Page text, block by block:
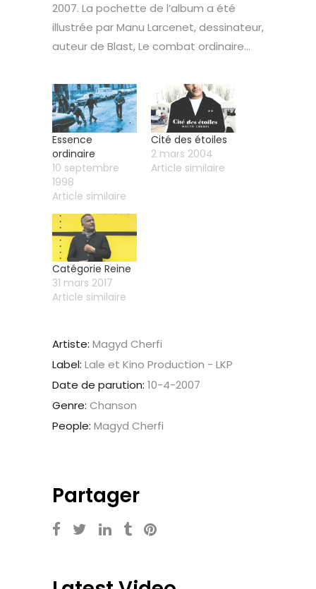
2007. La pochette de l’album a été
illustrée par Manu Larcenet, dessinateur,
auteur de Blast, Le combat ordinaire…
Essence
ordinaire
10 septembre
1998
Article similaire
Cité des étoiles
2 mars 2004
Article similaire
Catégorie Reine
31 mars 2017
Article similaire
Artiste: Magyd Cherfi
Label: Lale et Kino Production - LKP
Date de parution: 10-4-2007
Genre: Chanson
People: Magyd Cherfi
Partager